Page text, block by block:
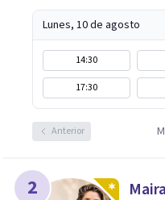
Lunes, 10 de agosto
14:30
17:30
Anterior
2